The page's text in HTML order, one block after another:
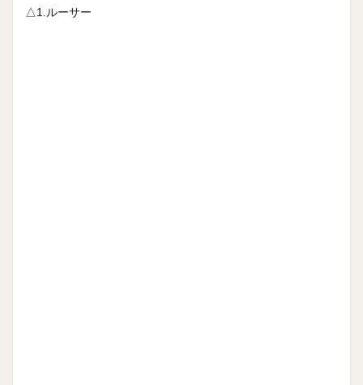
△1.ルーサー